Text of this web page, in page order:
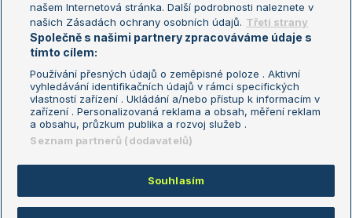
Livesport Daily
LS Prague Open
Podmínky užití
Nastavení soukromí
GDPR a žurnalistika
Reklama
Kontakt
Informace o zpracování osobních
údajů
Copyright © 2008-2026 TenisPortal.cz. Využíváme zpravodajství ČTK.
našem Internetová stránka. Další podrobnosti naleznete v
našich Zásadách ochrany osobních údajů. Třetí strany
Společně s našimi partnery zpracováváme údaje s
tímto cílem:
Používání přesných údajů o zeměpisné poloze . Aktivní
vyhledávání identifikačních údajů v rámci specifických
vlastností zařízení . Ukládání a/nebo přístup k informacím v
zařízení . Personalizovaná reklama a obsah, měření reklam
a obsahu, průzkum publika a rozvoj služeb .
Seznam partnerů (dodavatelů)
Souhlasím